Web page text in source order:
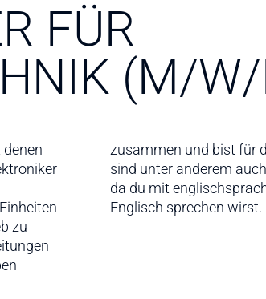
FÜR
(M/
denen
zu
Hier
gefragt,
Englisch sprechen wirst.